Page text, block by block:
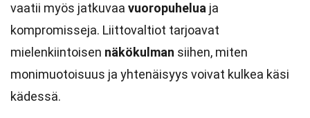
vaatii myös jatkuvaa vuoropuhelua ja
kompromisseja. Liittovaltiot tarjoavat
mielenkiintoisen näkökulman siihen, miten
monimuotoisuus ja yhtenäisyys voivat kulkea käsi
kädessä.